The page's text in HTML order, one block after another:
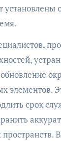
установлены
элементов.
срок